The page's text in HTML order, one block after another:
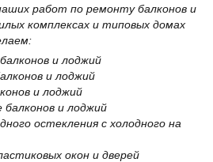
работ по ремонту балконов и
комплексах и типовых домах
и лоджий
и лоджий
и лоджий
балконов и лоджий
остекления с холодного на
окон и дверей